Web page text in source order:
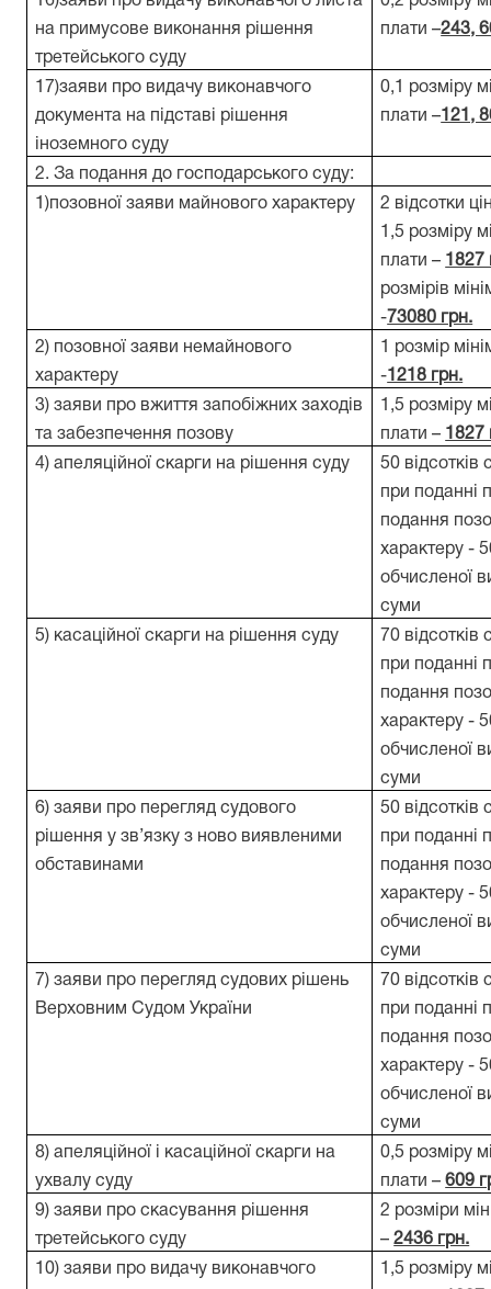
на примусове виконання рішення
третейського суду
плати –243,
17)заяви про видачу виконавчого
документа на підставі рішення
іноземного суду
0,1 розміру
плати – 121,
2. За подання до господарського суду:
1)позовної заяви майнового характеру
2 відсотки
1,5 розміру
плати –
1827
розмірів
-73080 грн.
2) позовної заяви немайнового
характеру
1 розмір
- 1218 грн.
3) заяви про вжиття запобіжних заходів
та забезпечення позову
1,5 розміру
плати –
1827
4) апеляційної скарги на рішення суду
50 відсотків
при поданні
подання
характеру -
обчисленої
суми
5) касаційної скарги на рішення суду
70 відсотків
при поданні
подання
характеру -
обчисленої
суми
6) заяви про перегляд судового
рішення у зв’язку з ново виявленими
обставинами
50 відсотків
при поданні
подання
характеру -
обчисленої
суми
7) заяви про перегляд судових рішень
Верховним Судом України
70 відсотків
при поданні
подання
характеру -
обчисленої
суми
8) апеляційної і касаційної скарги на
ухвалу суду
0,5 розміру
плати –609
9) заяви про скасування рішення
третейського суду
2 розміри
–2436 грн.
10) заяви про видачу виконавчого
1,5 розміру